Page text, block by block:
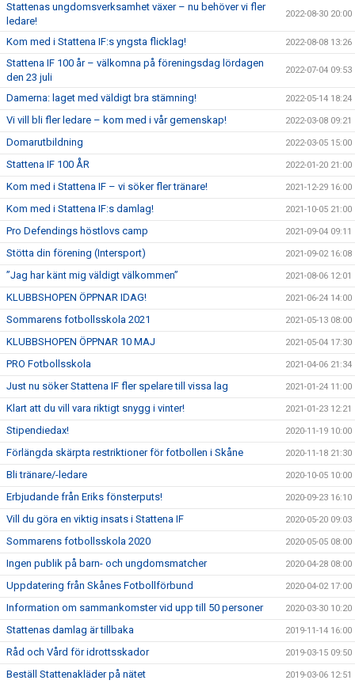
Stattenas ungdomsverksamhet växer – nu behöver vi fler
ledare!
2022-08-30 20:00
Kom med i Stattena IF:s yngsta flicklag! 2022-08-08 13:26
Stattena IF 100 år – välkomna på föreningsdag lördagen
den 23 juli
2022-07-04 09:53
Damerna: laget med väldigt bra stämning! 2022-05-14 18:24
Vi vill bli fler ledare – kom med i vår gemenskap! 2022-03-08 09:21
Domarutbildning 2022-03-05 15:00
Stattena IF 100 ÅR 2022-01-20 21:00
Kom med i Stattena IF – vi söker fler tränare! 2021-12-29 16:00
Kom med i Stattena IF:s damlag! 2021-10-05 21:00
Pro Defendings höstlovs camp 2021-09-04 09:11
Stötta din förening (Intersport) 2021-09-02 16:08
”Jag har känt mig väldigt välkommen” 2021-08-06 12:01
KLUBBSHOPEN ÖPPNAR IDAG! 2021-06-24 14:00
Sommarens fotbollsskola 2021 2021-05-13 08:00
KLUBBSHOPEN ÖPPNAR 10 MAJ 2021-05-04 17:30
PRO Fotbollsskola 2021-04-06 21:34
Just nu söker Stattena IF fler spelare till vissa lag 2021-01-24 11:00
Klart att du vill vara riktigt snygg i vinter! 2021-01-23 12:21
Stipendiedax! 2020-11-19 10:00
Förlängda skärpta restriktioner för fotbollen i Skåne 2020-11-18 21:30
Bli tränare/-ledare 2020-10-05 10:00
Erbjudande från Eriks fönsterputs! 2020-09-23 16:10
Vill du göra en viktig insats i Stattena IF 2020-05-20 09:03
Sommarens fotbollsskola 2020 2020-05-05 08:00
Ingen publik på barn- och ungdomsmatcher 2020-04-28 08:00
Uppdatering från Skånes Fotbollförbund 2020-04-02 17:00
Information om sammankomster vid upp till 50 personer 2020-03-30 10:20
Stattenas damlag är tillbaka 2019-11-14 16:00
Råd och Vård för idrottsskador 2019-03-15 09:50
Beställ Stattenakläder på nätet 2019-03-06 12:51